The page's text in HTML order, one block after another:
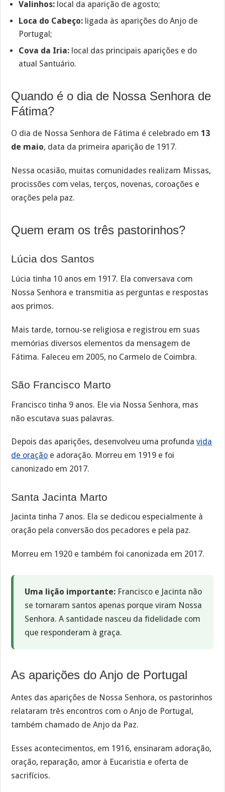
Valinhos: local da aparição de agosto;
Loca do Cabeço: ligada às aparições do Anjo de
Portugal;
Cova da Iria: local das principais aparições e do
atual Santuário.
Quando é o dia de Nossa Senhora de
Fátima?
O dia de Nossa Senhora de Fátima é celebrado em13
de maio, data da primeira aparição de 1917.
Nessa ocasião, muitas comunidades realizam Missas,
procissões com velas, terços, novenas, coroações e
orações pela paz.
Quem eram os três pastorinhos?
Lúcia dos Santos
Lúcia tinha 10 anos em 1917. Ela conversava com
Nossa Senhora e transmitia as perguntas e respostas
aos primos.
Mais tarde, tornou-se religiosa e registrou em suas
memórias diversos elementos da mensagem de
Fátima. Faleceu em 2005, no Carmelo de Coimbra.
São Francisco Marto
Francisco tinha 9 anos. Ele via Nossa Senhora, mas
não escutava suas palavras.
Depois das aparições, desenvolveu uma profundavida
de oração e adoração. Morreu em 1919 e foi
canonizado em 2017.
Santa Jacinta Marto
Jacinta tinha 7 anos. Ela se dedicou especialmente à
oração pela conversão dos pecadores e pela paz.
Morreu em 1920 e também foi canonizada em 2017.
Uma lição importante: Francisco e Jacinta não
se tornaram santos apenas porque viram Nossa
Senhora. A santidade nasceu da fidelidade com
que responderam à graça.
As aparições do Anjo de Portugal
Antes das aparições de Nossa Senhora, os pastorinhos
relataram três encontros com o Anjo de Portugal,
também chamado de Anjo da Paz.
Esses acontecimentos, em 1916, ensinaram adoração,
oração, reparação, amor à Eucaristia e oferta de
sacrifícios.